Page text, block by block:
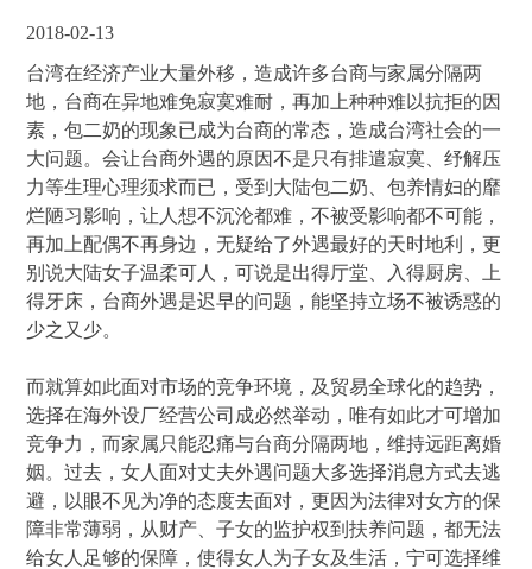
2018-02-13
台湾在经济产业大量外移，造成许多台商与家属分隔两
地，台商在异地难免寂寞难耐，再加上种种难以抗拒的因
素，包二奶的现象已成为台商的常态，造成台湾社会的一
大问题。会让台商外遇的原因不是只有排遣寂寞、纾解压
力等生理心理须求而已，受到大陆包二奶、包养情妇的靡
烂陋习影响，让人想不沉沦都难，不被受影响都不可能，
再加上配偶不再身边，无疑给了外遇最好的天时地利，更
别说大陆女子温柔可人，可说是出得厅堂、入得厨房、上
得牙床，台商外遇是迟早的问题，能坚持立场不被诱惑的
少之又少。
而就算如此面对市场的竞争环境，及贸易全球化的趋势，
选择在海外设厂经营公司成必然举动，唯有如此才可增加
竞争力，而家属只能忍痛与台商分隔两地，维持远距离婚
姻。过去，女人面对丈夫外遇问题大多选择消息方式去逃
避，以眼不见为净的态度去面对，更因为法律对女方的保
障非常薄弱，从财产、子女的监护权到扶养问题，都无法
给女人足够的保障，使得女人为子女及生活，宁可选择维